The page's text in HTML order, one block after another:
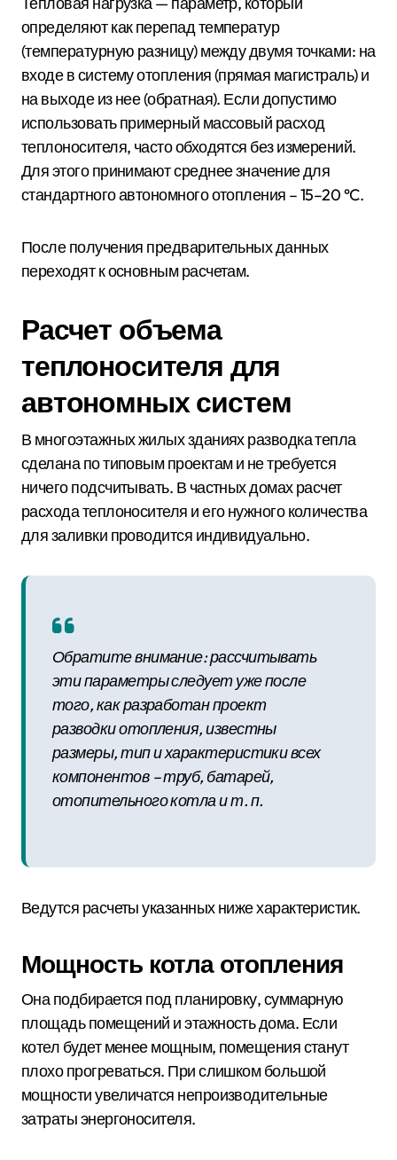
определяют как перепад температур
(температурную разницу) между двумя точками: на
входе в систему отопления (прямая магистраль) и
на выходе из нее (обратная). Если допустимо
использовать примерный массовый расход
теплоносителя, часто обходятся без измерений.
Для этого принимают среднее значение для
стандартного автономного отопления – 15–20 °C.
После получения предварительных данных
переходят к основным расчетам.
Расчет объема
теплоносителя для
автономных систем
В многоэтажных жилых зданиях разводка тепла
сделана по типовым проектам и не требуется
ничего подсчитывать. В частных домах расчет
расхода теплоносителя и его нужного количества
для заливки проводится индивидуально.
Обратите внимание: рассчитывать
эти параметры следует уже после
того, как разработан проект
разводки отопления, известны
размеры, тип и характеристики всех
компонентов – труб, батарей,
отопительного котла и т. п.
Ведутся расчеты указанных ниже характеристик.
Мощность котла отопления
Она подбирается под планировку, суммарную
площадь помещений и этажность дома. Если
котел будет менее мощным, помещения станут
плохо прогреваться. При слишком большой
мощности увеличатся непроизводительные
затраты энергоносителя.